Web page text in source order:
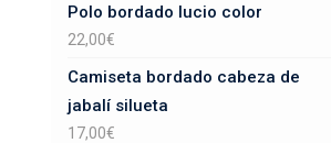
Polo bordado lucio color
22,00€
Camiseta bordado cabeza de
jabalí silueta
17,00€